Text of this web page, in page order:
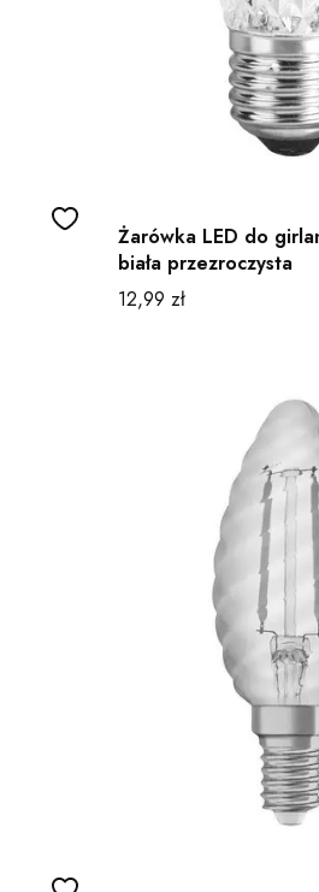
Żarówka LED do
biała przezroczysta
Cena
12,99 zł